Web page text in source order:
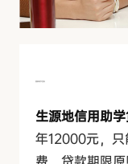
国家助学贷款
生源地信用助
年12000元，